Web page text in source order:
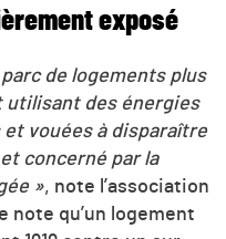
exposé
de logements plus
utilisant des énergies
vouées à disparaître
concerné par la
», note l’association
note qu’un logement